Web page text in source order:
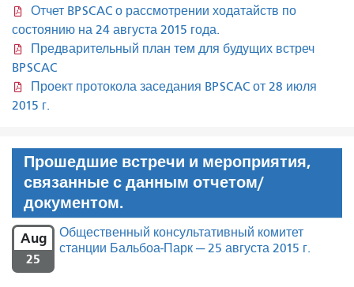
Отчет BPSCAC о рассмотрении ходатайств по
состоянию на 24 августа 2015 года.
Предварительный план тем для будущих встреч
BPSCAC
Проект протокола заседания BPSCAC от 28 июля
2015 г.
Прошедшие встречи и мероприятия,
связанные с данным отчетом/
документом.
Aug
25
Общественный консультативный комитет
станции Бальбоа-Парк — 25 августа 2015 г.